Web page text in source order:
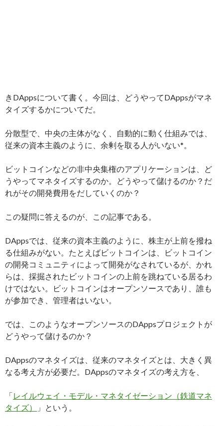
きDAppsについて書く。今回は、どうやってDAppsがマネ
タイズするかについてだ。
分散型で、中央の主体がなく、自動的に動く仕組みでは、
従来の資本主義のように、余剰を取る人がいない*。
ビットコインなどの非中央集権のアプリケーションは、ど
うやってマネタイズするのか。どうやって儲けるのか？だ
れがその開発費用をだしていくのか？
この疑問に答えるのが、この記事である。
DAppsでは、従来の資本主義のように、株主が上前を撥ね
る仕組みがない。たとえばビットコインは、ビットコイン
の開発コミュニティによって開発がなされているが、かれ
らは、採掘されたビットコインの上前を跳ねている居るわ
けではない。ビットコインはオープンソースであり、誰も
が参加でき、管理者はいない。
では、このようなオープンソースのDAppsプロジェクトが
どうやって儲けるのか？
DAppsのマネタイズは、従来のマネタイズとは、大きく異
なる考え方が必要だ。DAppsのマネタイズの考え方を、
「レイルウェイ・モデル・マネタイゼーション（鉄道マネ
タイズ）
」という。